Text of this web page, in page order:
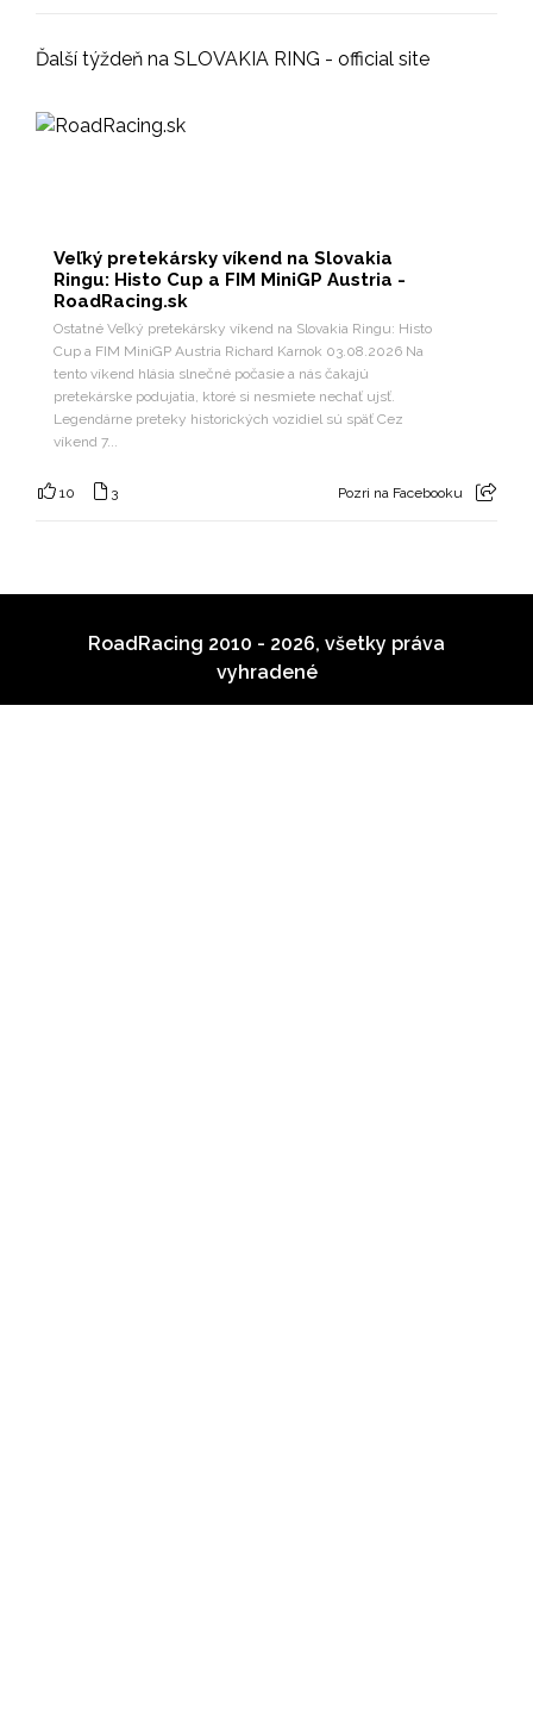
Ďalší týždeň na SLOVAKIA RING - official site
Veľký pretekársky víkend na Slovakia
Ringu: Histo Cup a FIM MiniGP Austria -
RoadRacing.sk
Ostatné Veľký pretekársky víkend na Slovakia Ringu: Histo
Cup a FIM MiniGP Austria Richard Karnok 03.08.2026 Na
tento víkend hlásia slnečné počasie a nás čakajú
pretekárske podujatia, ktoré si nesmiete nechať ujsť.
Legendárne preteky historických vozidiel sú späť Cez
víkend 7...
10 3 Pozri na Facebooku
RoadRacing 2010 - 2026, všetky práva
vyhradené